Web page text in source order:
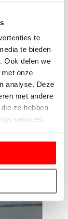
te
te bieden
Ook delen we
onze
analyse. Deze
met andere
ze hebben
services.
Wij kunnen
een offerte?
maakt van
zodat u
nu contact op